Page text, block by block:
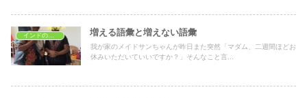
インドのメイドさん 増える語彙と増えない語彙
我が家のメイドサンちゃんが昨日また突然「マダム、二週間ほどお
休みいただいていいですか？」そんなこと言...